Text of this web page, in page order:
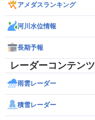
アメダスランキング
河川水位情報
長期予報
レーダーコンテンツ
雨雲レーダー
積雪レーダー